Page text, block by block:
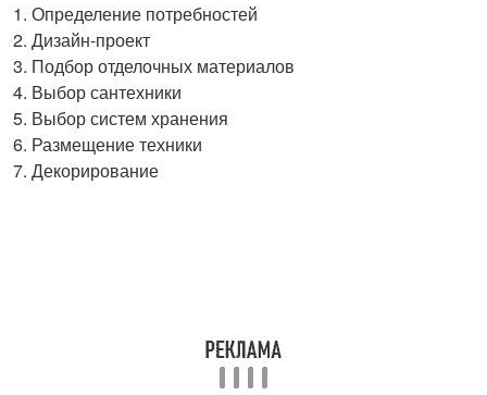
Определение потребностей
Дизайн-проект
Подбор отделочных материалов
Выбор сантехники
Выбор систем хранения
Размещение техники
Декорирование